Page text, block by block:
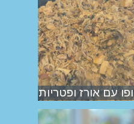
עם אורז ופטריות